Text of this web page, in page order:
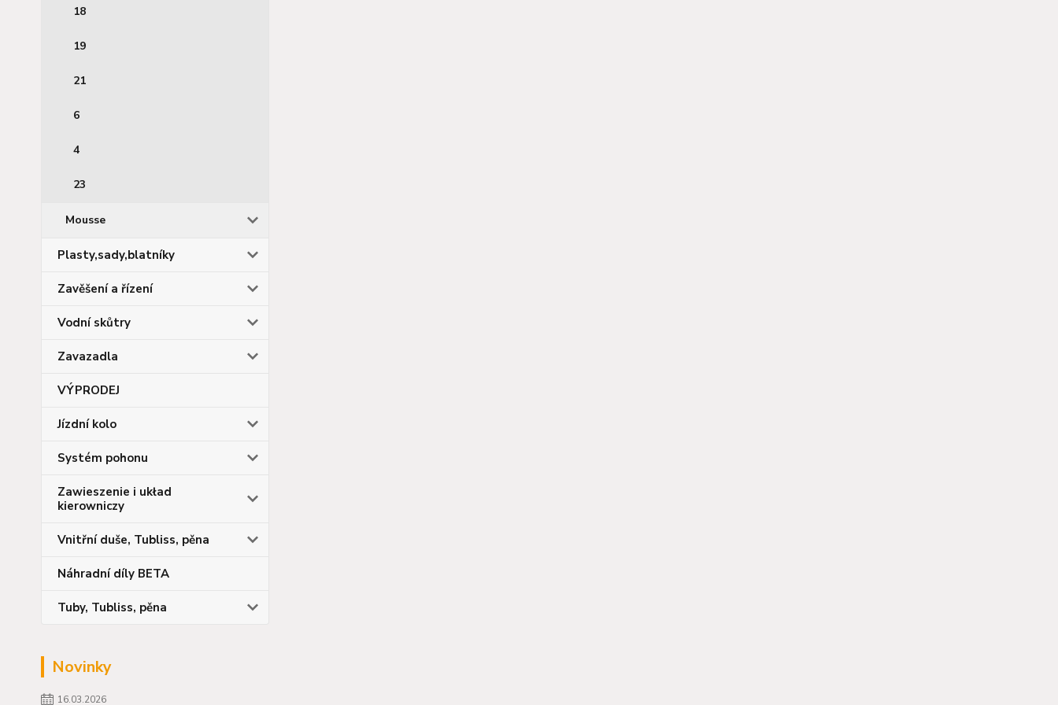
18
19
21
6
4
23
Mousse
Plasty,sady,blatníky
Zavěšení a řízení
Vodní skůtry
Zavazadla
VÝPRODEJ
Jízdní kolo
Systém pohonu
Zawieszenie i układ
kierowniczy
Vnitřní duše, Tubliss, pěna
Náhradní díly BETA
Tuby, Tubliss, pěna
Novinky
16.03.2026